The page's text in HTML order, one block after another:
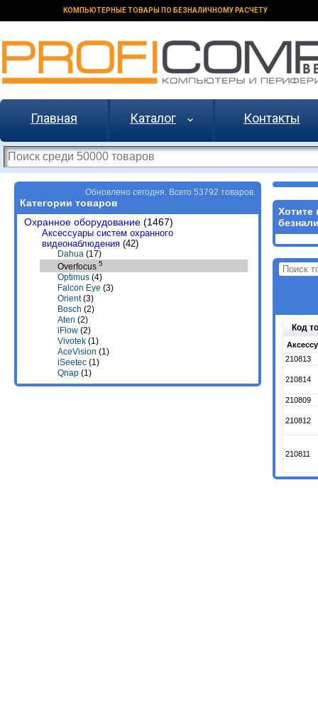
КОМПЬЮТЕРНЫЕ ТОВАРЫ ПО БЕЗНАЛИЧНОМУ РАСЧЕТУ
Главная Каталог Контакты
Обновлено сегодня. Всего 53792 товаров.
Категории товаров
Охранное оборудование (1467)
Аксессуары систем охранного
видеонаблюдения (42)
Dahua (17)
Overfocus 5
Optimus (4)
Falcon Eye (3)
Orient(3)
Bosch (2)
Aten (2)
iFlow (2)
Vivotek (1)
AceVision (1)
iSeetec (1)
Qnap (1)
Хотите
Код
210813
210814
210809
210812
210811